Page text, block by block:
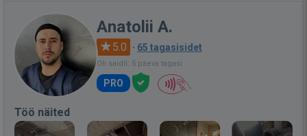
Anatolii A.
5.0 · 65 tagasisidet
Oli saidil: 5 päeva tagasi
PRO
Töö näited